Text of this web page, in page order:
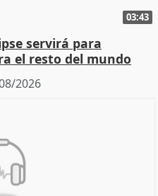
03:43
servirá para
el resto del mundo
2026